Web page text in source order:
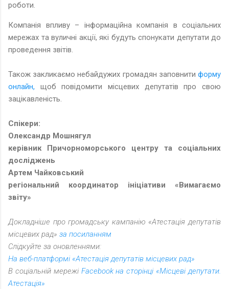
роботи.
Компанія впливу – інформаційна компанія в соціальних
мережах та вуличні акції, які будуть спонукати депутати до
проведення звітів.
Також закликаємо небайдужих громадян заповнити форму
онлайн, щоб повідомити місцевих депутатів про свою
зацікавленість.
Спікери:
Олександр Мошнягул
керівник Причорноморського центру та соціальних
досліджень
Артем Чайковський
регіональний координатор ініціативи «Вимагаємо
звіту»
Докладніше про громадську кампанію «Атестація депутатів
місцевих рад» за посиланням
Слідкуйте за оновленнями:
На веб-платформі «Атестація депутатів місцевих рад»
В соціальній мережі Facebook на сторінці «Місцеві депутати.
Атестація»